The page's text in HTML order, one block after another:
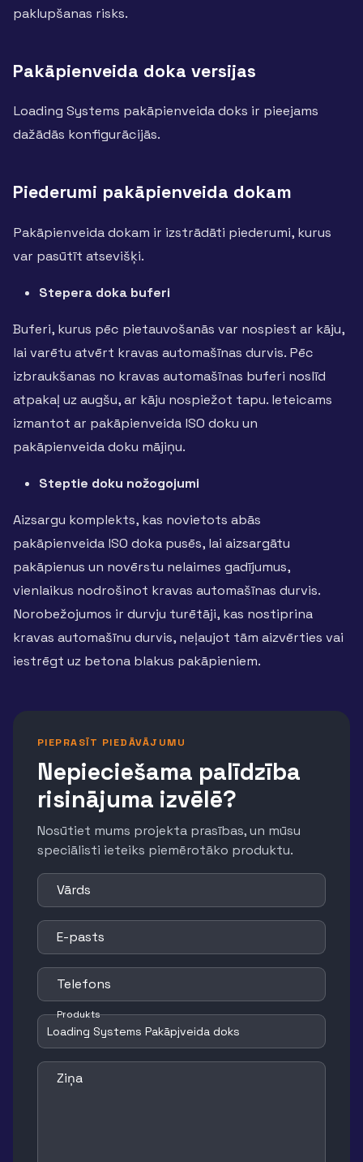
paklupšanas risks.
Pakāpienveida doka versijas
Loading Systems pakāpienveida doks ir pieejams
dažādās konfigurācijās.
Piederumi pakāpienveida dokam
Pakāpienveida dokam ir izstrādāti piederumi, kurus
var pasūtīt atsevišķi.
Stepera doka buferi
Buferi, kurus pēc pietauvošanās var nospiest ar kāju,
lai varētu atvērt kravas automašīnas durvis. Pēc
izbraukšanas no kravas automašīnas buferi noslīd
atpakaļ uz augšu, ar kāju nospiežot tapu. Ieteicams
izmantot ar pakāpienveida ISO doku un
pakāpienveida doku mājiņu.
Steptie doku nožogojumi
Aizsargu komplekts, kas novietots abās
pakāpienveida ISO doka pusēs, lai aizsargātu
pakāpienus un novērstu nelaimes gadījumus,
vienlaikus nodrošinot kravas automašīnas durvis.
Norobežojumos ir durvju turētāji, kas nostiprina
kravas automašīnu durvis, neļaujot tām aizvērties vai
iestrēgt uz betona blakus pakāpieniem.
PIEPRASĪT PIEDĀVĀJUMU
Nepieciešama palīdzība
risinājuma izvēlē?
Nosūtiet mums projekta prasības, un mūsu
speciālisti ieteiks piemērotāko produktu.
Vārds
E-pasts
Telefons
Produkts
Ziņa